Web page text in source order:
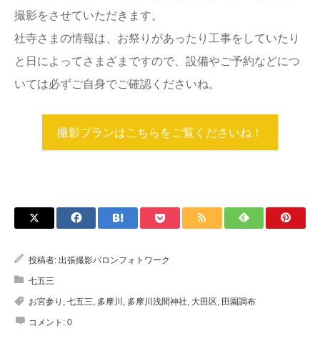
撮影をさせていただきます。
社寺さまの情報は、お祭りがあったり工事をしていたり
と日によってさまざまですので、設備やご予約などにつ
いては必ずご自身でご確認くださいね。
撮影プランはこちらをご覧くださいね！
投稿者: 出張撮影バロンフォトワーク
七五三
お宮参り , 七五三, 多摩川 , 多摩川浅間神社, 大田区, 田園調布
コメント: 0